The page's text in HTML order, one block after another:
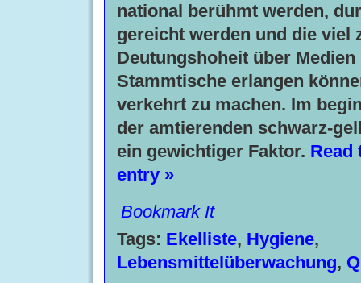
national berühmt werden,
gereicht werden und die viel
Deutungshoheit über Medien
Stammtische erlangen
verkehrt zu machen. Im
der amtierenden schwarz-
ein gewichtiger Faktor. Read
entry »
Bookmark It
Tags: Ekelliste, Hygiene,
Lebensmittelüberwachung,